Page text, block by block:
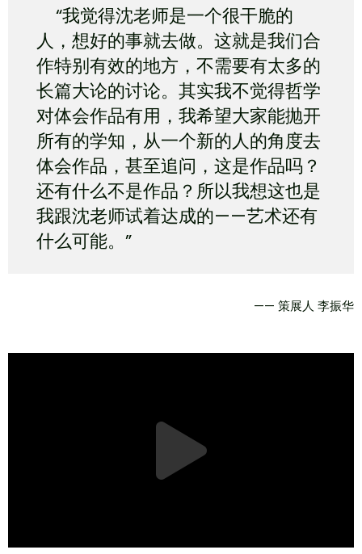
“我觉得沈老师是一个很干脆的
人，想好的事就去做。这就是我们合
作特别有效的地方，不需要有太多的
长篇大论的讨论。其实我不觉得哲学
对体会作品有用，我希望大家能抛开
所有的学知，从一个新的人的角度去
体会作品，甚至追问，这是作品吗？
还有什么不是作品？所以我想这也是
我跟沈老师试着达成的——艺术还有
什么可能。”
—— 策展人 李振华